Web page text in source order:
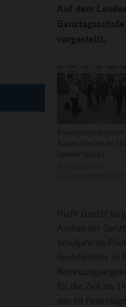
Auf dem
vorgestellt.
Nicht zuletzt
Ausbau der
Schuljahr als
Grundschüler an
für die Zeit bis
von 60